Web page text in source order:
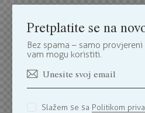
Pretplatite se na
Bez spama – samo
vam mogu koristiti.
Slažem se sa Politikom